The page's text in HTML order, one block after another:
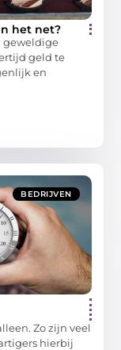
het net?
geweldige
geld te
en
BEDRIJVEN
Zo zijn veel
hierbij